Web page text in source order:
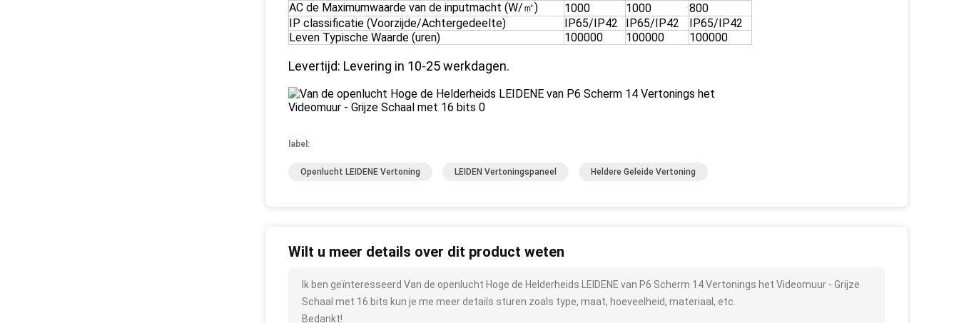
AC de Maximumwaarde van de inputmacht (W/㎡)
1000 1000
800
IP classificatie (Voorzijde/Achtergedeelte)
IP65/IP42 IP65/IP42
IP65/IP42
Leven Typische Waarde (uren)
100000 100000 100000
Levertijd: Levering in 10-25 werkdagen.
label:
Openlucht LEIDENE Vertoning LEIDEN Vertoningspaneel Heldere Geleide Vertoning
Wilt u meer details over dit product weten
Ik ben geïnteresseerd Van de openlucht Hoge de Helderheids LEIDENE van P6 Scherm 14 Vertonings het Videomuur - Grijze
Schaal met 16 bits kun je me meer details sturen zoals type, maat, hoeveelheid, materiaal, etc.
Bedankt!